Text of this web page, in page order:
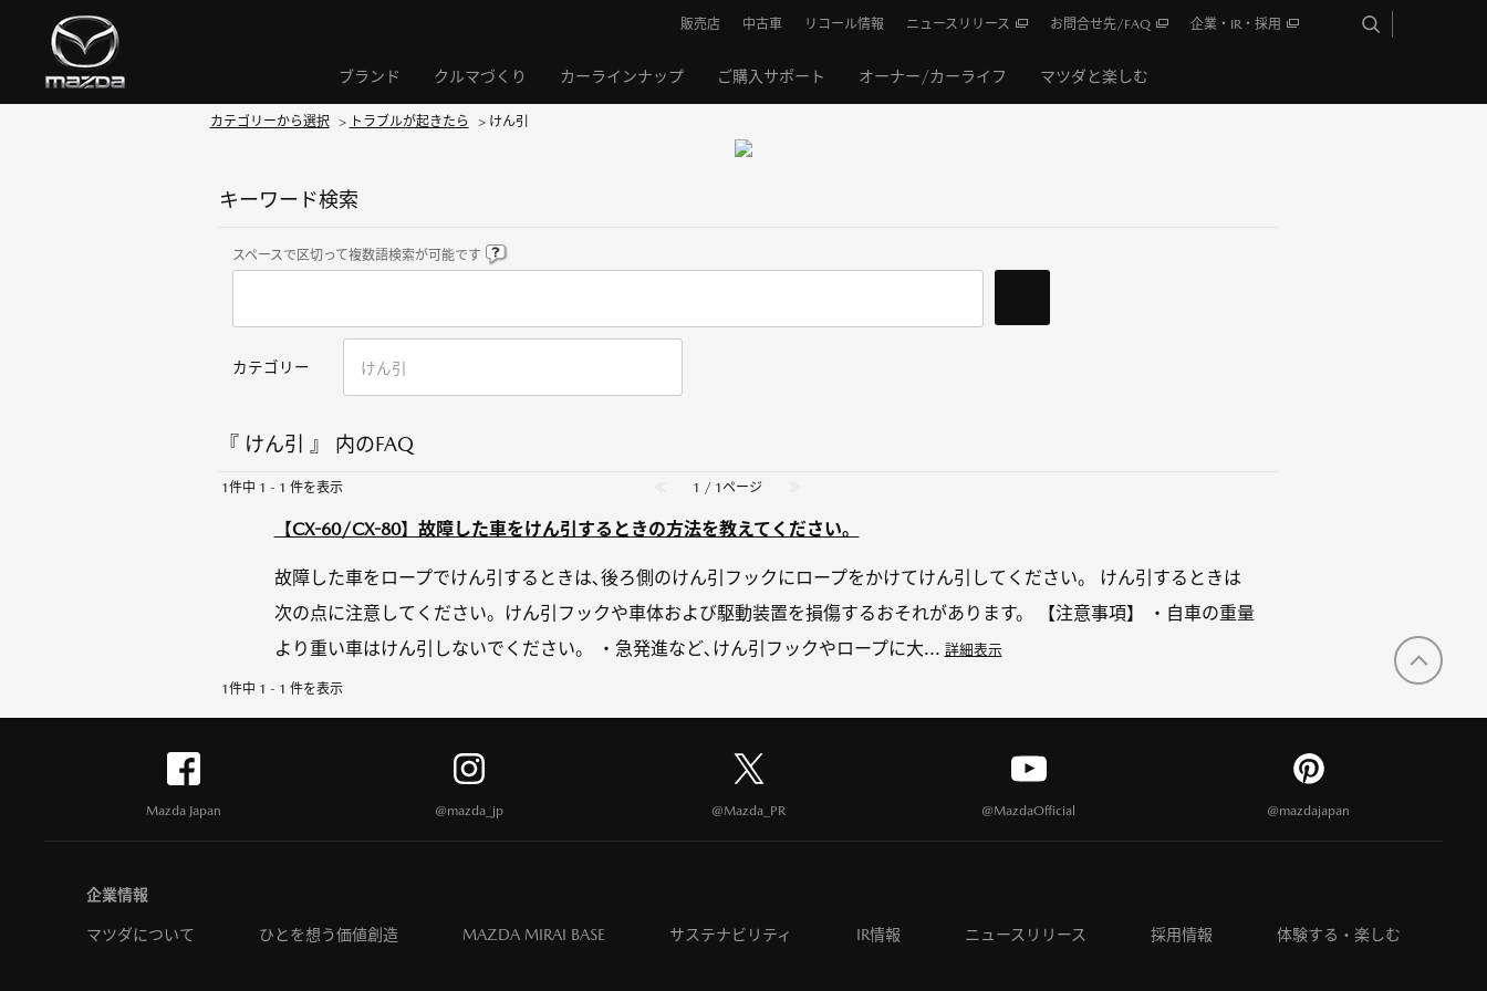
ブランド クルマづくり カーラインナップ ご購入サポート オーナー/カーライフ マツダと楽しむ
販売店 中古車 リコール情報 ニュースリリース お問合せ先/FAQ 企業・IR・採用
カテゴリーから選択 > トラブルが起きたら > けん引
キーワード検索
スペースで区切って複数語検索が可能です
カテゴリー
『 けん引 』 内のFAQ
1件中 1 - 1 件を表示 1 / 1ページ
【CX-60/CX-80】故障した車をけん引するときの方法を教えてください。
故障した⾞をロープでけん引するときは､後ろ側のけん引フックにロープをかけてけん引してください。 けん引するときは
次の点に注意してください。けん引フックや⾞体および駆動装置を損傷するおそれがあります。 【注意事項】 ・⾃⾞の重量
より重い⾞はけん引しないでください。 ・急発進など､けん引フックやロープに⼤... 詳細表示
1件中 1 - 1 件を表示
Mazda Japan @mazda_jp @Mazda_PR @MazdaOfficial @mazdajapan
企業情報
マツダについて ひとを想う価値創造 MAZDA MIRAI BASE サステナビリティ IR情報 ニュースリリース 採用情報 体験する・楽しむ